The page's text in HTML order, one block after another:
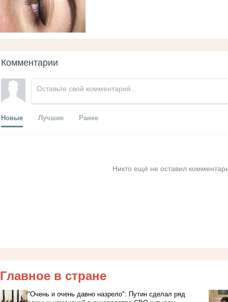
Комментарии
Новые Лучшие Ранее
Никто ещё не оставил
Главное в стране
"Очень и очень давно назрело": Путин сделал ряд